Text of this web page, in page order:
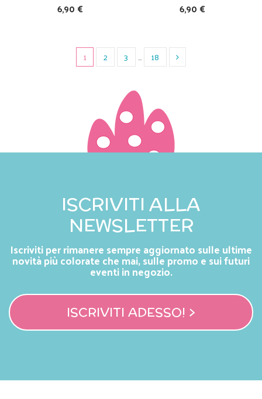
6,90 € 6,90 €
1 2 3 … 18
ISCRIVITI ALLA
NEWSLETTER
Iscriviti per rimanere sempre aggiornato sulle ultime
novità più colorate che mai, sulle promo e sui futuri
eventi in negozio.
ISCRIVITI ADESSO! >